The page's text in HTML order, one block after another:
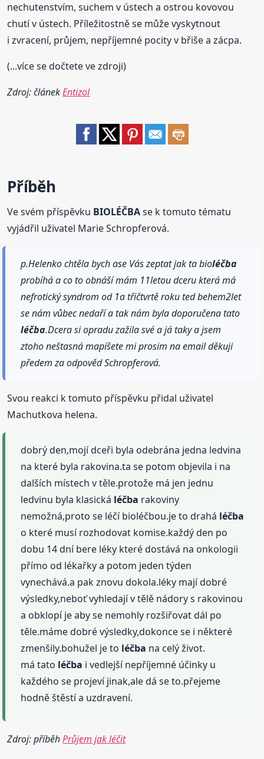
nechutenstvím, suchem v ústech a ostrou kovovou
chutí v ústech. Příležitostně se může vyskytnout
i zvracení, průjem, nepříjemné pocity v břiše a zácpa.
(...více se dočtete ve zdroji)
Zdroj: článekEntizol
Příběh
Ve svém příspěvku BIOLÉČBAse k tomuto tématu
vyjádřil uživatel Marie Schropferová.
p.Helenko chtěla bych ase Vás zeptat jak ta bioléčba
probíhá a co to obnáší mám 11letou dceru která má
nefrotický syndrom od 1a třičtvrtě roku ted behem2let
se nám vůbec nedaří a tak nám byla doporučena tato
léčba.Dcera si opradu zažila své a já taky a jsem
ztoho neštasná mapíšete mi prosim na email děkuji
předem za odpověd Schropferová.
Svou reakci k tomuto příspěvku přidal uživatel
Machutkova helena.
dobrý den,mojí dceři byla odebrána jedna ledvina
na které byla rakovina.ta se potom objevila i na
dalších místech v těle.protože má jen jednu
ledvinu byla klasická léčba rakoviny
nemožná,proto se léčí bioléčbou.je to drahá léčba
o které musí rozhodovat komise.každý den po
dobu 14 dní bere léky které dostává na onkologii
přímo od lékařky a potom jeden týden
vynechává.a pak znovu dokola.léky mají dobré
výsledky,neboť vyhledají v tělě nádory s rakovinou
a obklopí je aby se nemohly rozšiřovat dál po
těle.máme dobré výsledky,dokonce se i některé
zmenšily.bohužel je to léčba na celý život.
má tato léčba i vedlejší nepříjemné účinky u
každého se projeví jinak,ale dá se to.přejeme
hodně štěstí a uzdravení.
Zdroj: příběhPrůjem jak léčit